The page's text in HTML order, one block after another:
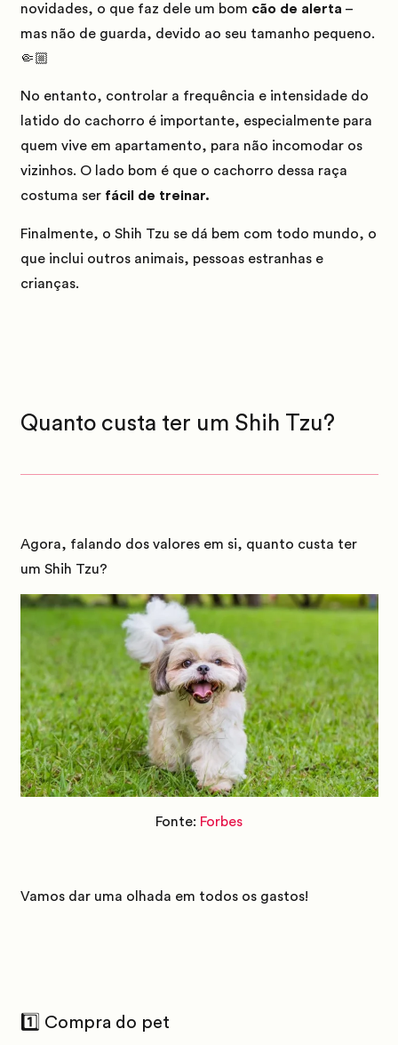
novidades, o que faz dele um bom cão de alerta –
mas não de guarda, devido ao seu tamanho pequeno.
🤏🏼
No entanto, controlar a frequência e intensidade do
latido do cachorro é importante, especialmente para
quem vive em apartamento, para não incomodar os
vizinhos. O lado bom é que o cachorro dessa raça
costuma serfácil de treinar.
Finalmente, o Shih Tzu se dá bem com todo mundo, o
que inclui outros animais, pessoas estranhas e
crianças.
Quanto custa ter um Shih Tzu?
Agora, falando dos valores em si, quanto custa ter
um Shih Tzu?
Fonte: Forbes
Vamos dar uma olhada em todos os gastos!
1️⃣ Compra do pet